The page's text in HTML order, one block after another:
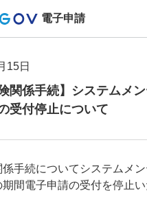
電子申請
15日
関係手続】システムメ
受付停止について
係手続についてシステムメ
間電子申請の受付を停止い